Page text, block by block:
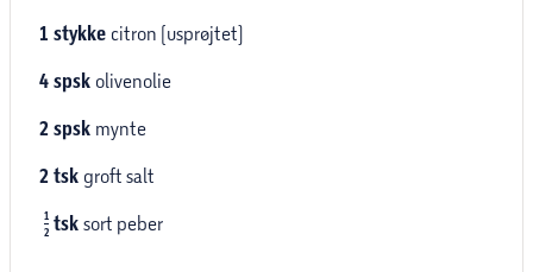
1 stykke citron (usprøjtet)
4 spsk olivenolie
2 spsk mynte
2 tsk groft salt
1
2 tsk sort peber